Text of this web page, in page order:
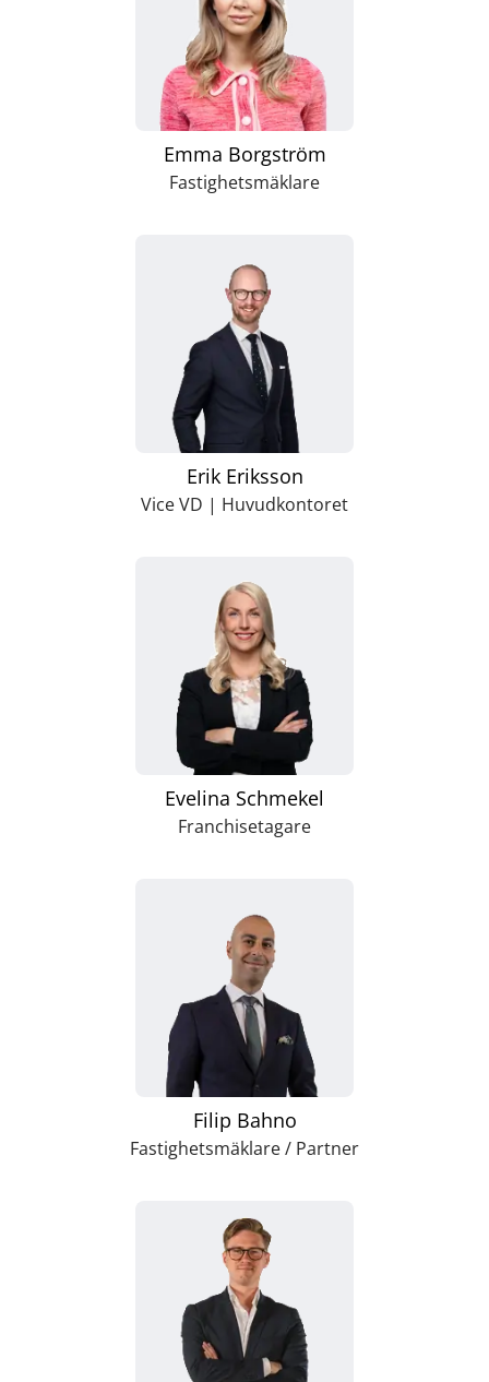
Emma Borgström
Fastighetsmäklare
Erik Eriksson
Vice VD | Huvudkontoret
Evelina Schmekel
Franchisetagare
Filip Bahno
Fastighetsmäklare / Partner